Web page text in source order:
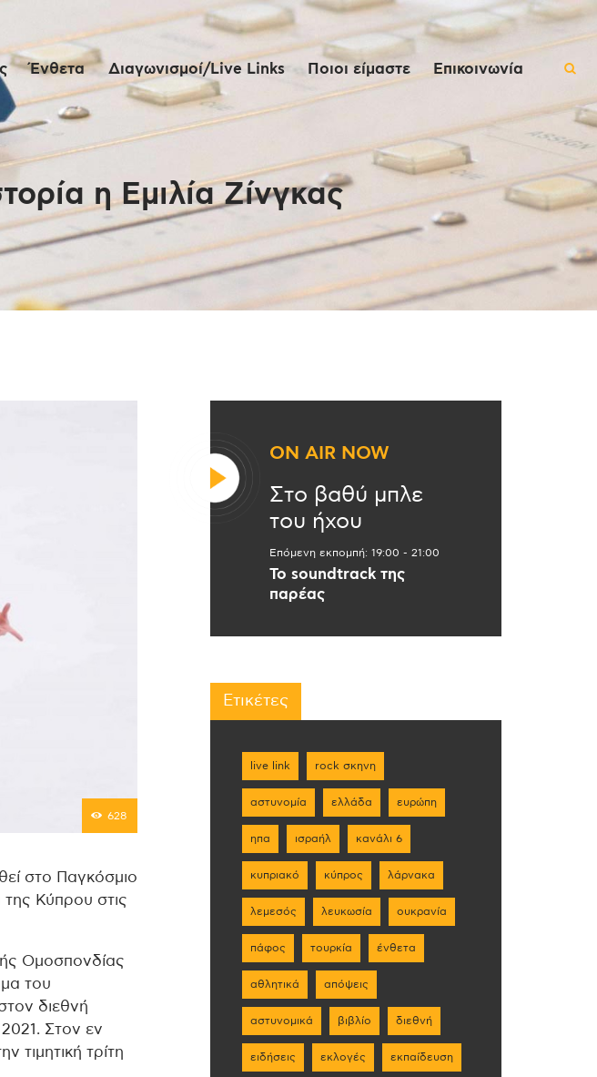
Ένθετα Διαγωνισμοί/Live Links Ποιοι είμαστε Επικοινωνία
η Εμιλία Ζίνγκας
628
στο Παγκόσμιο
της Κύπρου στις
Ομοσπονδίας
του
διεθνή
Στον εν
τιμητική τρίτη
ON AIR NOW
Στο βαθύ μπλε
του ήχου
Επόμενη εκπομπή: 19:00 - 21:00
Το soundtrack της
παρέας
Ετικέτες
live link rock σκηνη
αστυνομία ελλάδα ευρώπη
ηπα ισραήλ κανάλι 6
κυπριακό κύπρος λάρνακα
λεμεσός λευκωσία ουκρανία
πάφος τουρκία ένθετα
αθλητικά απόψεις
αστυνομικά βιβλίο διεθνή
ειδήσεις εκλογές εκπαίδευση